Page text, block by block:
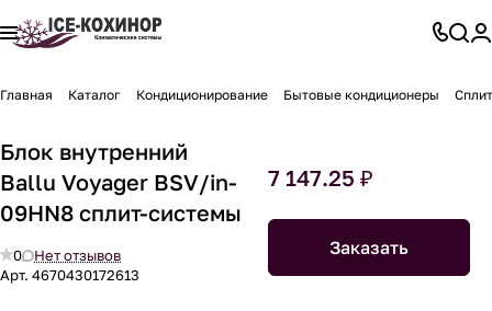
Главная Каталог Кондиционирование Бытовые кондиционеры
Блок внутренний
Ballu Voyager BSV/in-
09HN8 сплит-системы
0
Нет отзывов
Арт. 4670430172613
7 147.25 ₽
Заказать